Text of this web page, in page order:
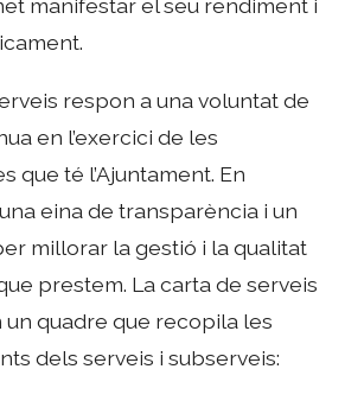
manifestar el seu rendiment i
respon a una voluntat de
en l’exercici de les
que té l’Ajuntament. En
eina de transparència i un
millorar la gestió i la qualitat
prestem. La carta de serveis
un quadre que recopila les
dels serveis i subserveis: